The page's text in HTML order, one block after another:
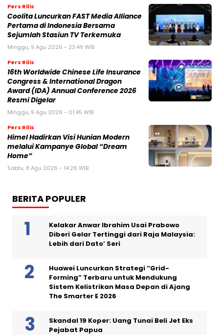
Pers Rilis
Coolita Luncurkan FAST Media Alliance
Pertama di Indonesia Bersama
Sejumlah Stasiun TV Terkemuka
Minggu, 9 Agu 2026 - 23:49 WIB
Pers Rilis
16th Worldwide Chinese Life Insurance
Congress & International Dragon
Award (IDA) Annual Conference 2026
Resmi Digelar
Minggu, 9 Agu 2026 - 01:45 WIB
Pers Rilis
Himel Hadirkan Visi Hunian Modern
melalui Kampanye Global “Dream
Home”
Sabtu, 8 Agu 2026 - 14:26 WIB
BERITA POPULER
Kelakar Anwar Ibrahim Usai Prabowo
Diberi Gelar Tertinggi dari Raja Malaysia:
Lebih dari Dato’ Seri
Huawei Luncurkan Strategi “Grid-
Forming” Terbaru untuk Mendukung
Sistem Kelistrikan Masa Depan di Ajang
The Smarter E 2026
Skandal 19 Koper: Uang Tunai Beli Jet Eks
Pejabat Papua